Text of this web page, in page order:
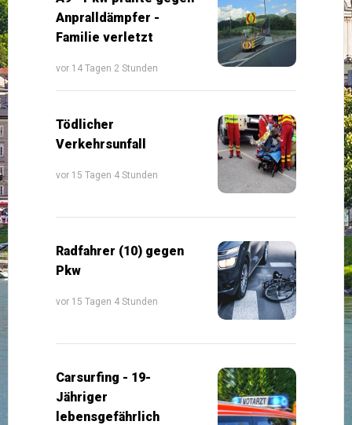
Anpralldämpfer -
Familie verletzt
vor 14 Tagen 2 Stunden
Tödlicher
Verkehrsunfall
vor 15 Tagen 4 Stunden
Radfahrer (10) gegen
Pkw
vor 15 Tagen 4 Stunden
Carsurfing - 19-
Jähriger
lebensgefährlich